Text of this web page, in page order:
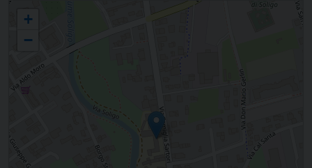
Fondazione "Balbi Valier"
+
−